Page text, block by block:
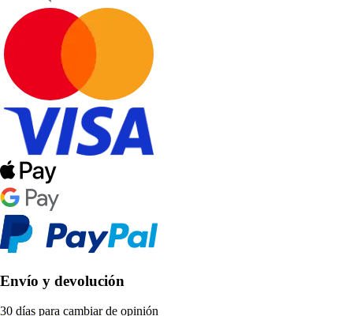
Envío y devolución
30 días para cambiar de opinión